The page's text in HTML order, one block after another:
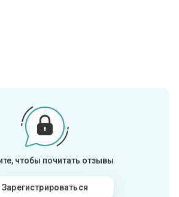
чтобы почитать отзывы
Зарегистрироваться